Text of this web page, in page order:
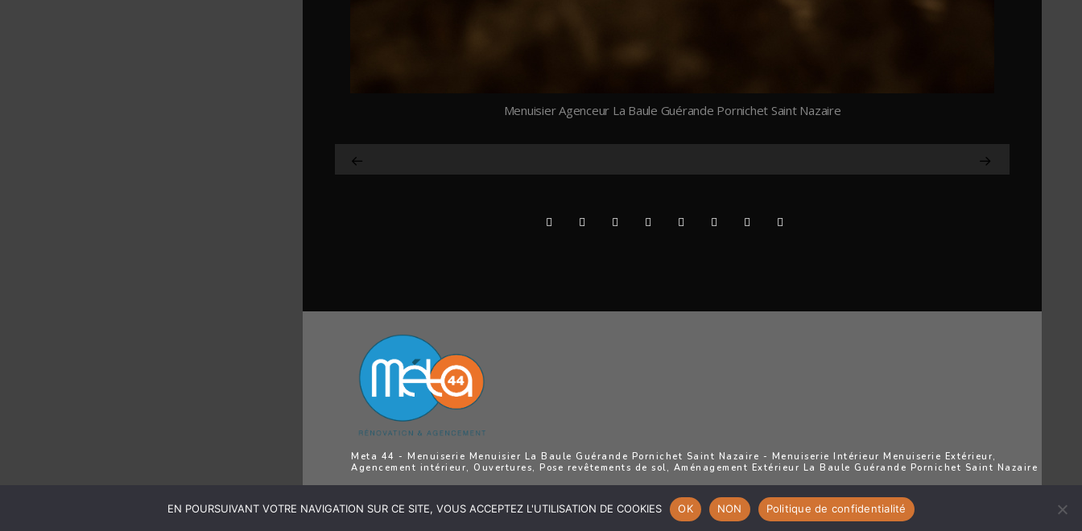
Menuisier Agenceur La Baule Guérande Pornichet Saint Nazaire
Meta 44 - Menuiserie Menuisier La Baule Guérande Pornichet Saint Nazaire - Menuiserie Intérieur Menuiserie Extérieur,
Agencement intérieur, Ouvertures, Pose revêtements de sol, Aménagement Extérieur La Baule Guérande Pornichet Saint Nazaire
EN POURSUIVANT VOTRE NAVIGATION SUR CE SITE, VOUS ACCEPTEZ L'UTILISATION DE COOKIES OK NON Politique de confidentialité